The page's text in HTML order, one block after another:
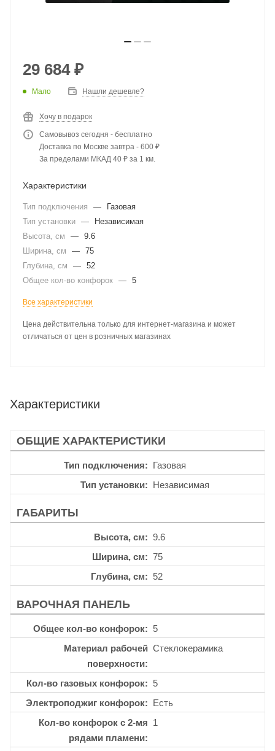
29 684₽
Мало Нашли дешевле?
Хочу в подарок
Самовывоз сегодня - бесплатно
Доставка по Москве завтра - 600 ₽
За пределами МКАД 40 ₽ за 1 км.
Характеристики
Тип подключения —
Газовая
Тип установки —
Независимая
Высота, см
— 9.6
Ширина, см
— 75
Глубина, см
— 52
Общее кол-во конфорок — 5
Все характеристики
Цена действительна только для интернет-магазина и может
отличаться от цен в розничных магазинах
Характеристики
ОБЩИЕ ХАРАКТЕРИСТИКИ
Тип подключения
Газовая
Тип установки
Независимая
ГАБАРИТЫ
Высота, см
9.6
Ширина, см
75
Глубина, см
52
ВАРОЧНАЯ ПАНЕЛЬ
Общее кол-во конфорок
5
Материал рабочей
поверхности
Стеклокерамика
Кол-во газовых конфорок
5
Электроподжиг конфорок
Есть
Кол-во конфорок с 2-мя
рядами пламени
1